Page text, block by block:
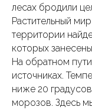
лесах бродили
Растительный
территории
которых
На обратном
источниках.
ниже 20
морозов. Здесь